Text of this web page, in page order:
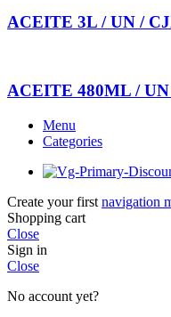
ACEITE 3L / UN /
ACEITE 480ML /
Menu
Categories
Create your first navigation
Shopping cart
Close
Sign in
Close
No account yet?